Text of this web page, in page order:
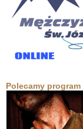
Polecamy program